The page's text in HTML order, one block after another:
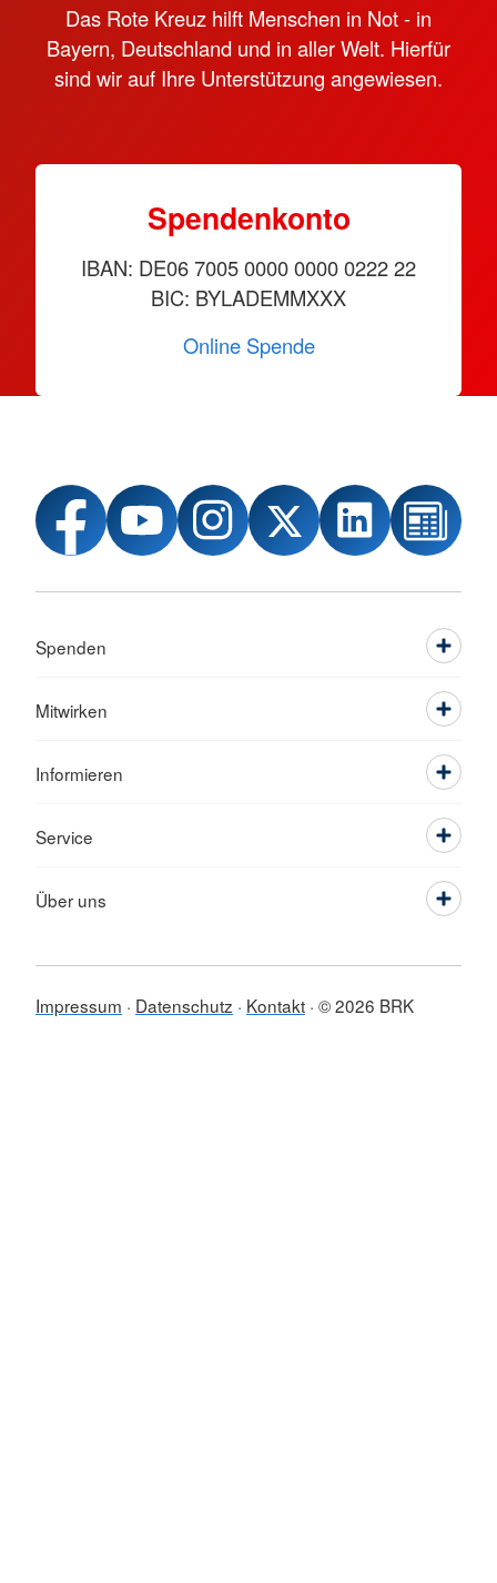
Das Rote Kreuz hilft Menschen in Not - in
Bayern, Deutschland und in aller Welt. Hierfür
sind wir auf Ihre Unterstützung angewiesen.
Spendenkonto
IBAN: DE06 7005 0000 0000 0222 22
BIC: BYLADEMMXXX
Online Spende
Spenden
Mitwirken
Informieren
Service
Über uns
Impressum Datenschutz Kontakt © 2026 BRK